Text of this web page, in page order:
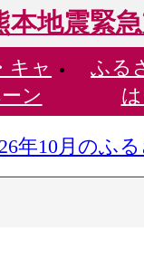
本地震緊
キャ
ン
ふる
年10月のふ